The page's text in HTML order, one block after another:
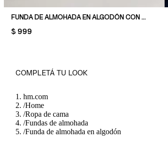
FUNDA DE ALMOHADA EN ALGODÓN CON DETALLES BORDADOS
PRICE:
$ 999
COMPLETÁ TU LOOK
hm.com
/Home
/Ropa de cama
/Fundas de almohada
/Funda de almohada en algodón